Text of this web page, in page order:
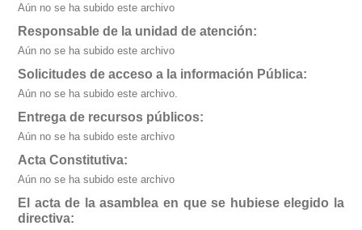
Aún no se ha subido este archivo
Responsable de la unidad de atención:
Aún no se ha subido este archivo
Solicitudes de acceso a la información Pública:
Aún no se ha subido este archivo.
Entrega de recursos públicos:
Aún no se ha subido este archivo
Acta Constitutiva:
Aún no se ha subido este archivo
El acta de la asamblea en que se hubiese elegido la
directiva: